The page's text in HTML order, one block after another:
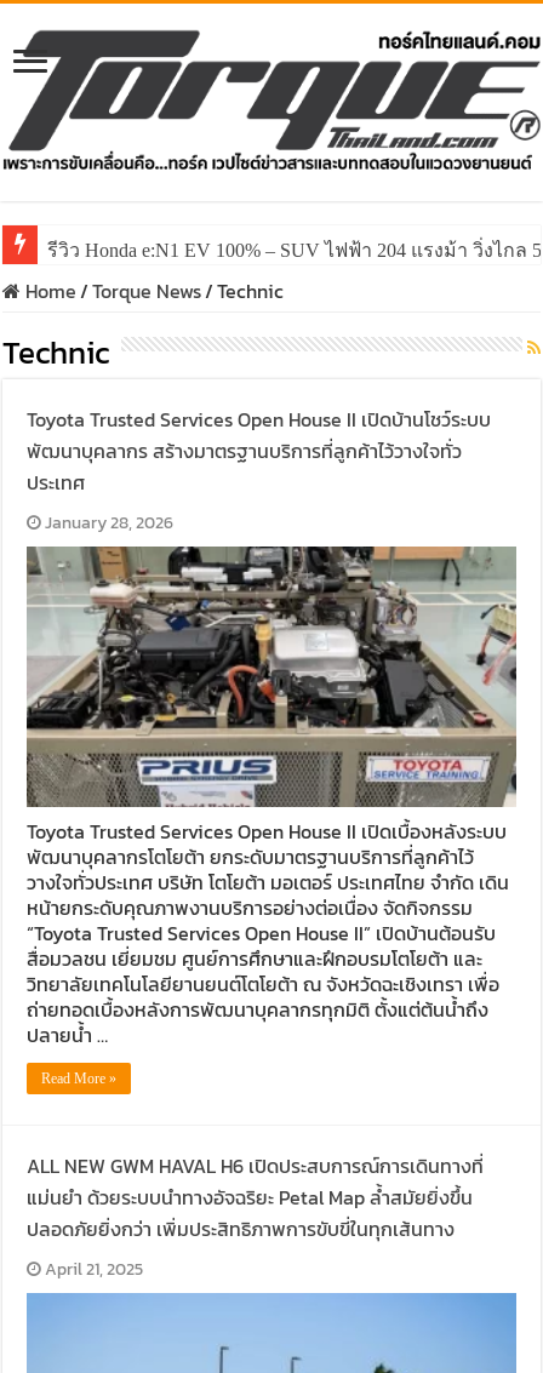
รีวิว Honda e:N1 EV 100% – SUV ไฟฟ้า 204 แรงม้า วิ่งไกล
รีวิว ลองขับ All New GWM HAVAL H6 ปรับโฉมหน้าใหม่
Home/Torque News/Technic
Technic
Toyota Trusted Services Open House II เปิดบ้านโชว์ระบบ
พัฒนาบุคลากร สร้างมาตรฐานบริการที่ลูกค้าไว้วางใจทั่ว
ประเทศ
January 28, 2026
Toyota Trusted Services Open House II เปิดเบื้องหลังระบบ
พัฒนาบุคลากรโตโยต้า ยกระดับมาตรฐานบริการที่ลูกค้าไว้
วางใจทั่วประเทศ บริษัท โตโยต้า มอเตอร์ ประเทศไทย จำกัด เดิน
หน้ายกระดับคุณภาพงานบริการอย่างต่อเนื่อง จัดกิจกรรม
“Toyota Trusted Services Open House II” เปิดบ้านต้อนรับ
สื่อมวลชน เยี่ยมชม ศูนย์การศึกษาและฝึกอบรมโตโยต้า และ
วิทยาลัยเทคโนโลยียานยนต์โตโยต้า ณ จังหวัดฉะเชิงเทรา เพื่อ
ถ่ายทอดเบื้องหลังการพัฒนาบุคลากรทุกมิติ ตั้งแต่ต้นน้ำถึง
ปลายน้ำ …
Read More »
ALL NEW GWM HAVAL H6 เปิดประสบการณ์การเดินทางที่
แม่นยำ ด้วยระบบนำทางอัจฉริยะ Petal Map ล้ำสมัยยิ่งขึ้น
ปลอดภัยยิ่งกว่า เพิ่มประสิทธิภาพการขับขี่ในทุกเส้นทาง
April 21, 2025